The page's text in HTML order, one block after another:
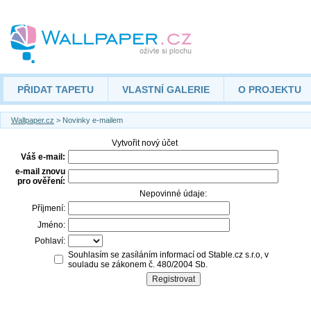
PŘIDAT TAPETU VLASTNÍ GALERIE O PROJEKTU
Wallpaper.cz > Novinky e-mailem